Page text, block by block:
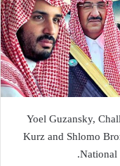
Yoel Guzansky,
Kurz and Shlomo